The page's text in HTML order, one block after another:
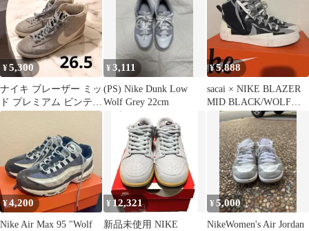
¥5,300
ナイキ ブレーザー ミッ
ド プレミアム ビンテー
ジ ウルフ グレー 26.5
¥3,111
(PS) Nike Dunk Low
Wolf Grey 22cm
¥5,888
sacai × NIKE BLAZER
MID BLACK/WOLF
GREY
¥4,200
Nike Air Max 95 "Wolf
¥ 12,321
新品未使用 NIKE
¥5,000
NikeWomen's Air Jordan